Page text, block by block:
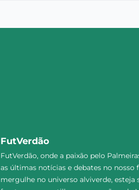
FutVerdão
FutVerdão, onde a paixão pelo
as últimas notícias e debates no nosso
mergulhe no universo alviverde, esteja